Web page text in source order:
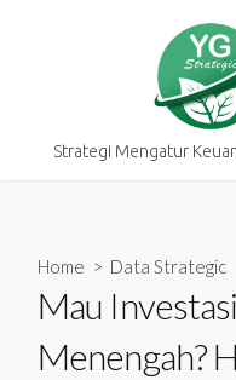
Strategi Mengatur
Home > Data Strategic
Mau
Menengah?